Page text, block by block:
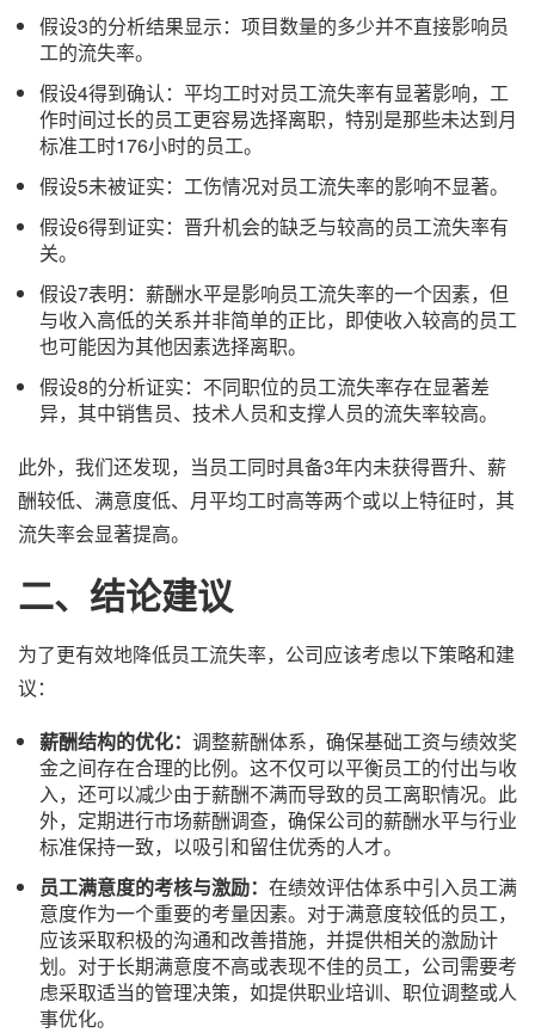
假设3的分析结果显示：项目数量的多少并不直接影响员
工的流失率。
假设4得到确认：平均工时对员工流失率有显著影响，工
作时间过长的员工更容易选择离职，特别是那些未达到月
标准工时176小时的员工。
假设5未被证实：工伤情况对员工流失率的影响不显著。
假设6得到证实：晋升机会的缺乏与较高的员工流失率有
关。
假设7表明：薪酬水平是影响员工流失率的一个因素，但
与收入高低的关系并非简单的正比，即使收入较高的员工
也可能因为其他因素选择离职。
假设8的分析证实：不同职位的员工流失率存在显著差
异，其中销售员、技术人员和支撑人员的流失率较高。
此外，我们还发现，当员工同时具备3年内未获得晋升、薪
酬较低、满意度低、月平均工时高等两个或以上特征时，其
流失率会显著提高。
二、 结论建议
为了更有效地降低员工流失率，公司应该考虑以下策略和建
议：
薪酬结构的优化： 调整薪酬体系，确保基础工资与绩效奖
金之间存在合理的比例。这不仅可以平衡员工的付出与收
入，还可以减少由于薪酬不满而导致的员工离职情况。此
外，定期进行市场薪酬调查，确保公司的薪酬水平与行业
标准保持一致，以吸引和留住优秀的人才。
员工满意度的考核与激励： 在绩效评估体系中引入员工满
意度作为一个重要的考量因素。对于满意度较低的员工，
应该采取积极的沟通和改善措施，并提供相关的激励计
划。对于长期满意度不高或表现不佳的员工，公司需要考
虑采取适当的管理决策，如提供职业培训、职位调整或人
事优化。